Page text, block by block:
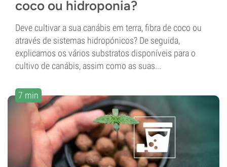
coco ou hidroponia?
Deve cultivar a sua canábis em terra, fibra de coco ou
através de sistemas hidropónicos? De seguida,
explicamos os vários substratos disponíveis para o
cultivo de canábis, assim como as suas...
7 min